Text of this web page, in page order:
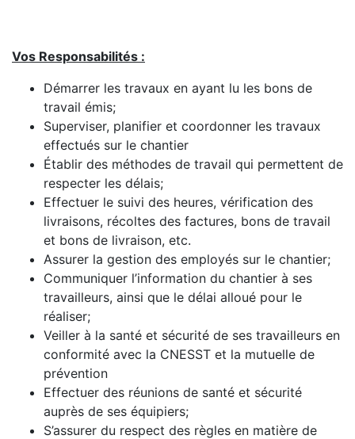
Vos Responsabilités :
Démarrer les travaux en ayant lu les bons de
travail émis;
Superviser, planifier et coordonner les travaux
effectués sur le chantier
Établir des méthodes de travail qui permettent de
respecter les délais;
Effectuer le suivi des heures, vérification des
livraisons, récoltes des factures, bons de travail
et bons de livraison, etc.
Assurer la gestion des employés sur le chantier;
Communiquer l’information du chantier à ses
travailleurs, ainsi que le délai alloué pour le
réaliser;
Veiller à la santé et sécurité de ses travailleurs en
conformité avec la CNESST et la mutuelle de
prévention
Effectuer des réunions de santé et sécurité
auprès de ses équipiers;
S’assurer du respect des règles en matière de